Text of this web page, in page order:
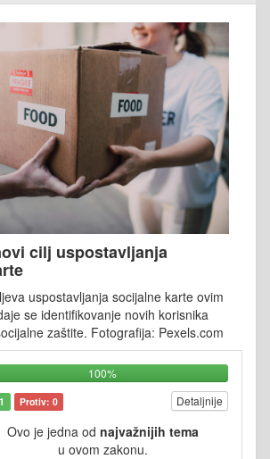
cilj uspostavljanja
uspostavljanja socijalne karte ovim
se identifikovanje novih korisnika
zaštite. Fotografija: Pexels.com
100%
Protiv: 0 Detaljnije
Ovo je jedna od najvažnijih tema
u ovom zakonu.